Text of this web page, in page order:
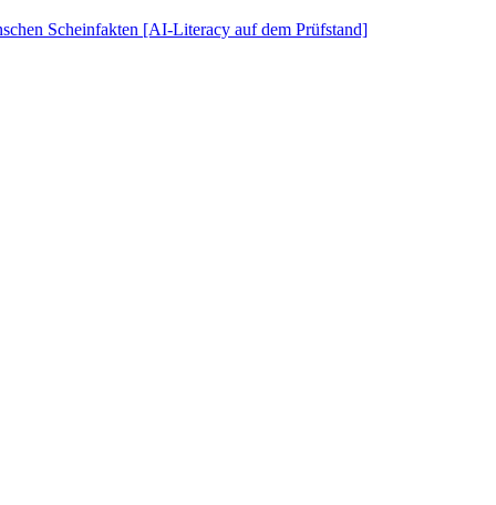
Scheinfakten [AI-Literacy auf dem Prüfstand]